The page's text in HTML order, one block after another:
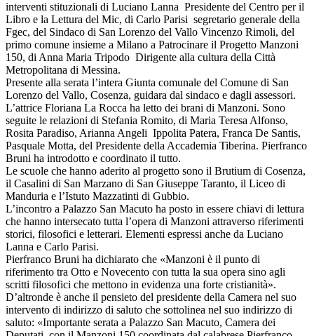
interventi stituzionali di Luciano Lanna Presidente del Centro per il
Libro e la Lettura del Mic, di Carlo Parisi segretario generale della
Fgec, del Sindaco di San Lorenzo del Vallo Vincenzo Rimoli, del
primo comune insieme a Milano a Patrocinare il Progetto Manzoni
150, di Anna Maria Tripodo Dirigente alla cultura della Città
Metropolitana di Messina.
Presente alla serata l’intera Giunta comunale del Comune di San
Lorenzo del Vallo, Cosenza, guidara dal sindaco e dagli assessori.
L’attrice Floriana La Rocca ha letto dei brani di Manzoni. Sono
seguite le relazioni di Stefania Romito, di Maria Teresa Alfonso,
Rosita Paradiso, Arianna Angeli Ippolita Patera, Franca De Santis,
Pasquale Motta, del Presidente della Accademia Tiberina. Pierfranco
Bruni ha introdotto e coordinato il tutto.
Le scuole che hanno aderito al progetto sono il Brutium di Cosenza,
il Casalini di San Marzano di San Giuseppe Taranto, il Liceo di
Manduria e l’Istuto Mazzatinti di Gubbio.
L’incontro a Palazzo San Macuto ha posto in essere chiavi di lettura
che hanno intersecato tutta l’opera di Manzoni attraverso riferimenti
storici, filosofici e letterari. Elementi espressi anche da Luciano
Lanna e Carlo Parisi.
Pierfranco Bruni ha dichiarato che «Manzoni è il punto di
riferimento tra Otto e Novecento con tutta la sua opera sino agli
scritti filosofici che mettono in evidenza una forte cristianità».
D’altronde è anche il pensieto del presidente della Camera nel suo
intervento di indirizzo di saluto che sottolinea nel suo indirizzo di
saluto: «Importante serata a Palazzo San Macuto, Camera dei